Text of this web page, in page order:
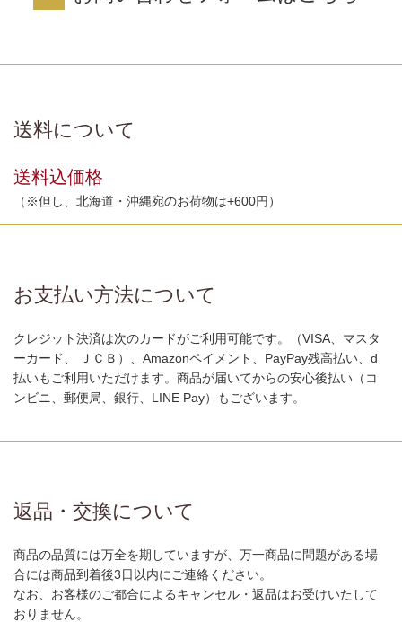
送料について
送料込価格
（※但し、北海道・沖縄宛のお荷物は+600円）
お支払い方法について
クレジット決済は次のカードがご利用可能です。（VISA、マスタ
ーカード、 ＪＣＢ）、Amazonペイメント、PayPay残高払い、d
払いもご利用いただけます。商品が届いてからの安心後払い（コ
ンビニ、郵便局、銀行、LINE Pay）もございます。
返品・交換について
商品の品質には万全を期していますが、万一商品に問題がある場
合には商品到着後3日以内にご連絡ください。
なお、お客様のご都合によるキャンセル・返品はお受けいたして
おりません。